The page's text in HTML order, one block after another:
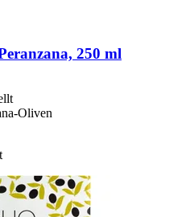
250 ml
Oliven